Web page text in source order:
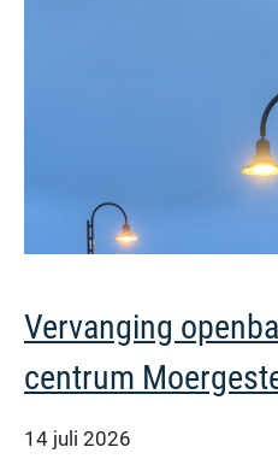
Vervanging
centrum
14 juli 2026